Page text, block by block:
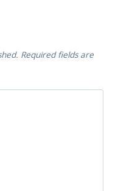
Required fields are